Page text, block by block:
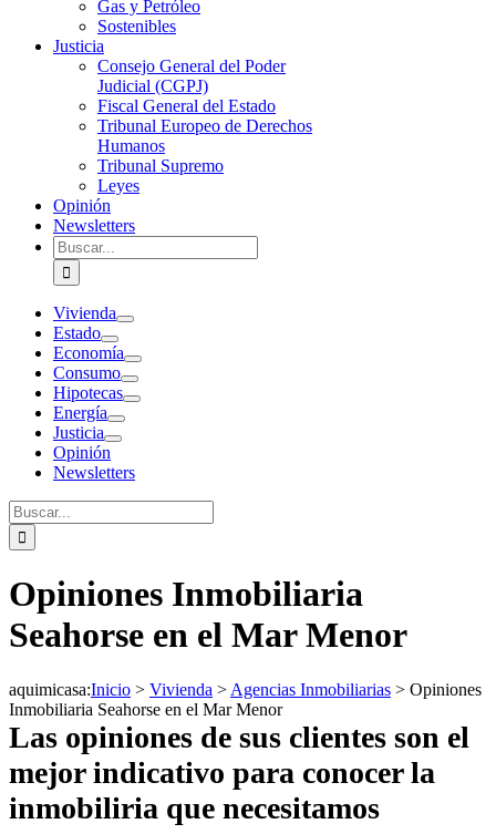
Gas y Petróleo
Sostenibles
Justicia
Consejo General del Poder
Judicial (CGPJ)
Fiscal General del Estado
Tribunal Europeo de Derechos
Humanos
Tribunal Supremo
Leyes
Opinión
Newsletters
Buscar:
Vivienda
Estado
Economía
Consumo
Hipotecas
Energía
Justicia
Opinión
Newsletters
Buscar:
Opiniones Inmobiliaria
Seahorse en el Mar Menor
aquimicasa:Inicio > Vivienda > Agencias Inmobiliarias > Opiniones
Inmobiliaria Seahorse en el Mar Menor
Las opiniones de sus clientes son el
mejor indicativo para conocer la
inmobiliria que necesitamos